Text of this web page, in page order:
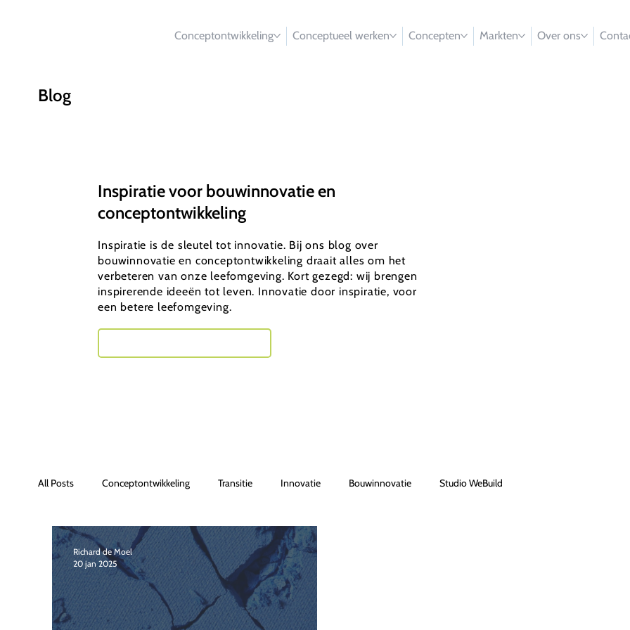
Conceptontwikkeling Conceptueel werken Concepten Markten Over ons
Inspiratie voor bouwinnovatie en
conceptontwikkeling
Inspiratie is de sleutel tot innovatie. Bij ons blog over
bouwinnovatie en conceptontwikkeling draait alles om het
verbeteren van onze leefomgeving. Kort gezegd: wij brengen
inspirerende ideeën tot leven. Innovatie door inspiratie, voor
een betere leefomgeving.
Blog
All Posts Conceptontwikkeling Transitie Innovatie Bouwinnovatie Studio WeBuild
Richard de Moel
20 jan 2025